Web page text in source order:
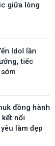
giữa lòng
Idol lần
tiếc
đồng hành
kết nối
làm đẹp